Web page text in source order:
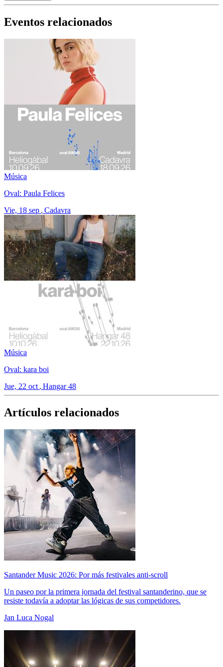
Eventos relacionados
Música
Oval: Paula Felices
Vie, 18 sep Cadavra
Música
Oval: kara boi
Jue, 22 oct Hangar 48
Artículos relacionados
Santander Music 2026: Por más festivales anti-scroll
Un paseo por la primera jornada del festival santanderino, que se
resiste todavía a adoptar las lógicas de sus competidores.
Jan Luca Nogal